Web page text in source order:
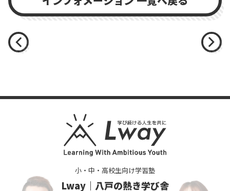
小・中・高校生向け学習塾
Lway｜八戸の熱き学び舎